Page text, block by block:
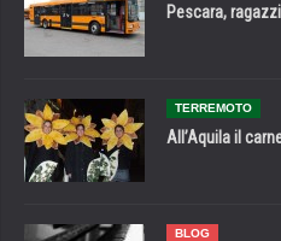
Pescara,
TERREMOTO
All’Aquila il
BLOG